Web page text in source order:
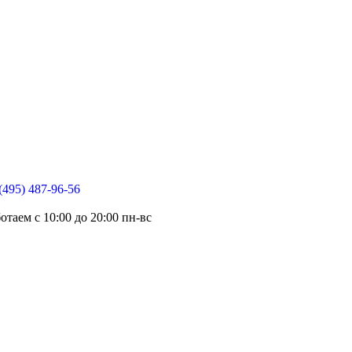
487-96-56
c 10:00 до 20:00 пн-вс